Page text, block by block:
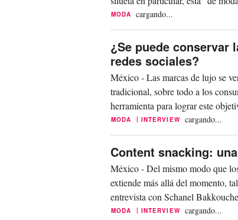
MODA cargando...
¿Se puede conservar
redes sociales?
México - Las marcas de lujo se
tradicional, sobre todo a los
herramienta para lograr este
MODA | INTERVIEW cargando...
Content snacking:
México - Del mismo modo que
extiende más allá del momento,
entrevista con Schanel
MODA | INTERVIEW cargando...